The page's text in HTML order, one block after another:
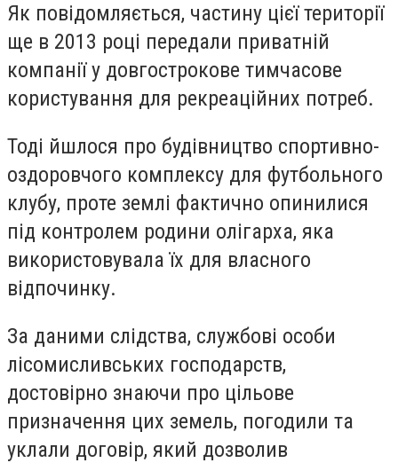
Як повідомляється, частину цієї території
ще в 2013 році передали приватній
компанії у довгострокове тимчасове
користування для рекреаційних потреб.
Тоді йшлося про будівництво спортивно-
оздоровчого комплексу для футбольного
клубу, проте землі фактично опинилися
під контролем родини олігарха, яка
використовувала їх для власного
відпочинку.
За даними слідства, службові особи
лісомисливських господарств,
достовірно знаючи про цільове
призначення цих земель, погодили та
уклали договір, який дозволив